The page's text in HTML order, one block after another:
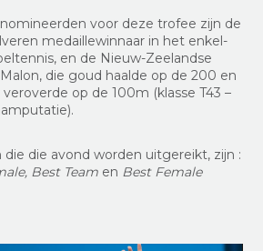
voor deze trofee zijn de
medaillewinnaar in het enkel-
en de Nieuw-Zeelandse
Malon, die goud haalde op de 200 en
op de 100m (klasse T43 –
die avond worden uitgereikt, zijn :
Best Team en Best Female